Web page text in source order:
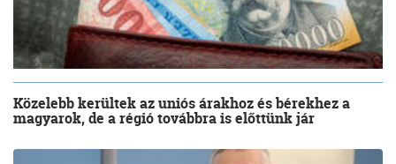
Közelebb kerültek az uniós árakhoz és bérekhez a
magyarok, de a régió továbbra is előttünk jár